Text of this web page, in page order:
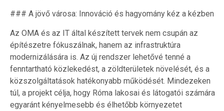
### A jövő városa: Innováció és hagyomány kéz a kézben
Az OMA és az IT által készített tervek nem csupán az
építészetre fókuszálnak, hanem az infrastruktúra
modernizálására is. Az új rendszer lehetővé tenné a
fenntartható közlekedést, a zöldterületek növelését, és a
közszolgáltatások hatékonyabb működését. Mindezeken
túl, a projekt célja, hogy Róma lakosai és látogatói számára
egyaránt kényelmesebb és élhetőbb környezetet